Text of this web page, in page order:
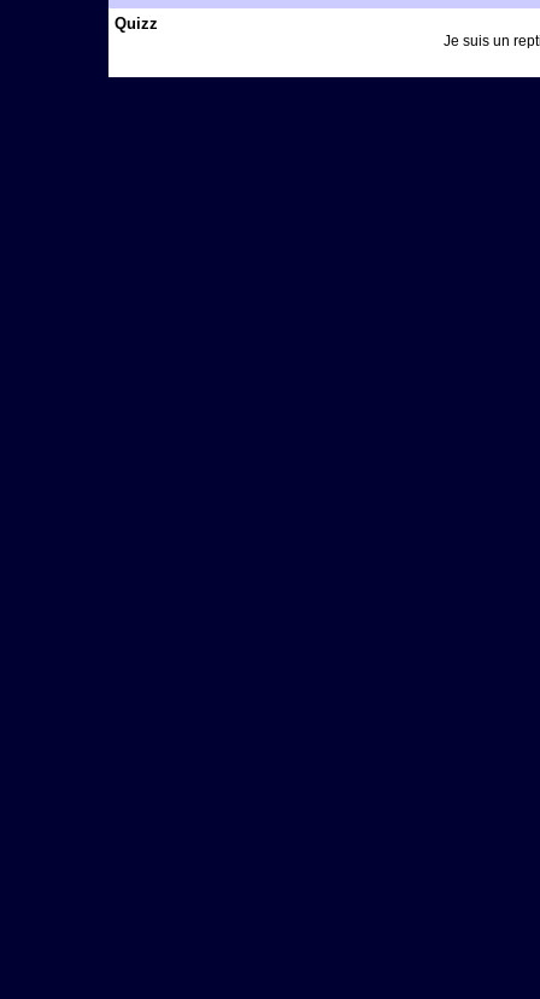
Quizz
Je suis un